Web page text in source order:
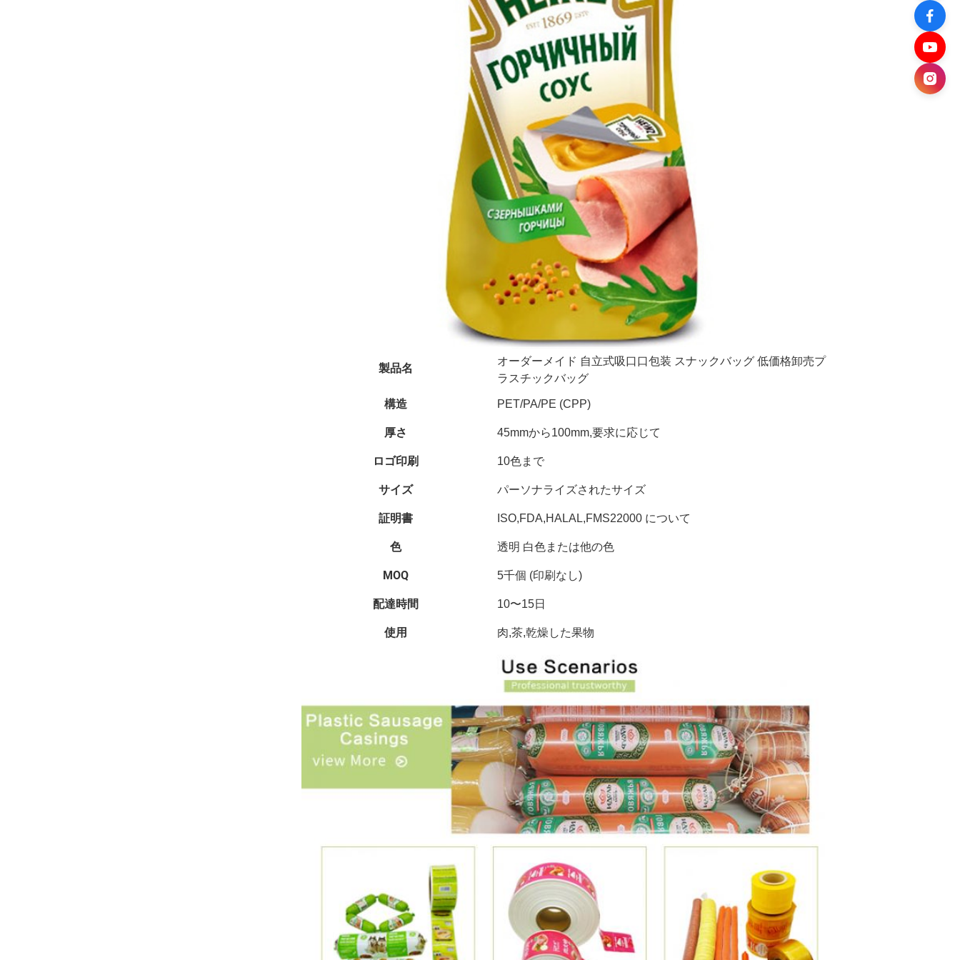
製品名
オーダーメイド 自立式吸口口包装 スナックバッグ 低価格卸売プ
ラスチックバッグ
構造 PET/PA/PE (CPP)
厚さ 45mmから100mm,要求に応じて
ロゴ印刷 10色まで
サイズ パーソナライズされたサイズ
証明書 ISO,FDA,HALAL,FMS22000 について
色 透明 白色または他の色
MOQ 5千個 (印刷なし)
配達時間 10〜15日
使用 肉,茶,乾燥した果物